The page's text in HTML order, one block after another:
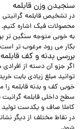
سنجیدن وزن قابلمه
در تشخیص قابلمه گرانیتی
محصولات فیک اشاره کنیم.
به خوبی متوجه سنگین تر
بکار می رود مرغوب تر
بررسی بدنه و کف قابلمه
اگر جزو آن دسته از
توانید مبلغ زیادی بابت
خوبی کف و بدنه قابلمه را
سطح داخلی قابلمه گرانیت
کاملا صاف و یکدست
در نقاط مختلف از دیگر